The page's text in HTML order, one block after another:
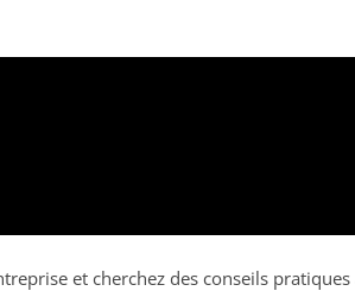
et cherchez des conseils pratiques